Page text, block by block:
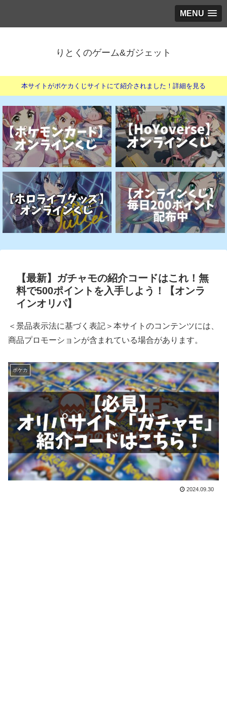
MENU
りとくのゲーム&ガジェット
本サイトがポケカくじサイトにて紹介されました！詳細を見る
【最新】ガチャモの紹介コードはこれ！無
料で500ポイントを入手しよう！【オンラ
インオリパ】
＜景品表示法に基づく表記＞本サイトのコンテンツには、
商品プロモーションが含まれている場合があります。
ポケカ
2024.09.30